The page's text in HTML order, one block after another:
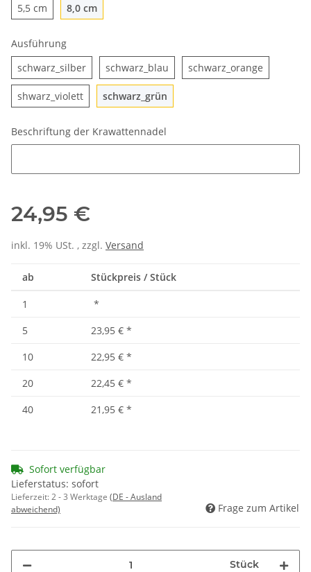
5,5 cm 5,5 cm8,0 cm8,0 cm
Ausführung
schwarz_silberschwarz_silber
schwarz_blau schwarz_blau
schwarz_orange
shwarz_violettshwarz_violett
schwarz_grün
Beschriftung der Krawattennadel
24,95 €
inkl. 19% USt. , zzgl. Versand
ab Stückpreis / Stück
1
*
5
23,95 € *
10
22,95 € *
20
22,45 € *
40
21,95 € *
Sofort verfügbar
Lieferstatus: sofort
Lieferzeit:2 - 3 Werktage (DE - Ausland
abweichend)
Frage zum Artikel
Stück